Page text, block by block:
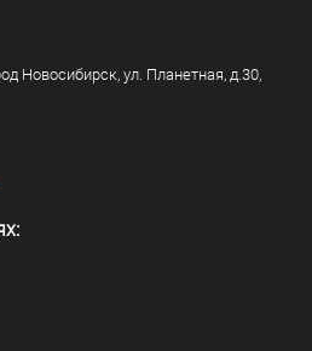
Новосибирск, ул. Планетная, д.30,